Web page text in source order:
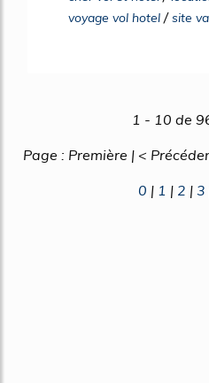
voyage vol hotel /site
1 - 10 de
Page : Première | <
0 | 1 | 2 | 3